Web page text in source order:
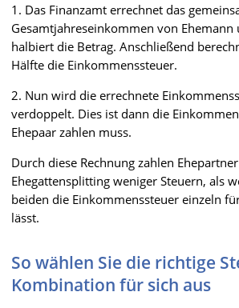
1. Das Finanzamt errechnet das
Gesamtjahreseinkommen von Ehemann
halbiert die Betrag. Anschließend
Hälfte die Einkommenssteuer.
2. Nun wird die errechnete
verdoppelt. Dies ist dann die
Ehepaar zahlen muss.
Durch diese Rechnung zahlen
Ehegattensplitting weniger Steuern, als
beiden die Einkommenssteuer einzeln
lässt.
So wählen Sie die richtige
Kombination für sich aus